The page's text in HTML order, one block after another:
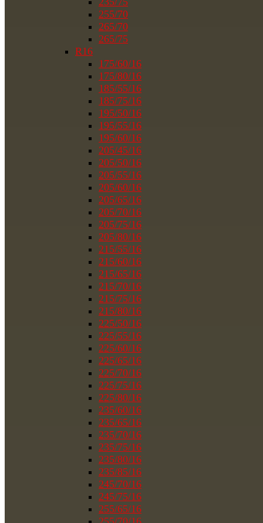
255/70
265/70
265/75
R16
175/60/16
175/80/16
185/55/16
185/75/16
195/50/16
195/55/16
195/60/16
205/45/16
205/50/16
205/55/16
205/60/16
205/65/16
205/70/16
205/75/16
205/80/16
215/55/16
215/60/16
215/65/16
215/70/16
215/75/16
215/80/16
225/50/16
225/55/16
225/60/16
225/65/16
225/70/16
225/75/16
225/80/16
235/60/16
235/65/16
235/70/16
235/75/16
235/80/16
235/85/16
245/70/16
245/75/16
255/65/16